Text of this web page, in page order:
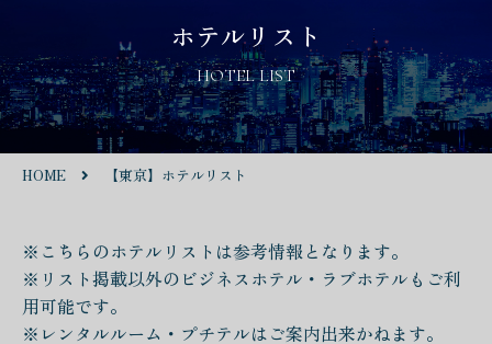
ホテルリスト
HOTEL LIST
HOME 【東京】ホテルリスト
※こちらのホテルリストは参考情報となります。
※リスト掲載以外のビジネスホテル・ラブホテルもご利
用可能です。
※レンタルルーム・プチテルはご案内出来かねます。